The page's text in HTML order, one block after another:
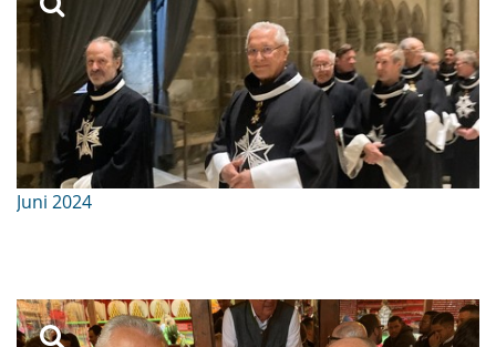
Juni 2024